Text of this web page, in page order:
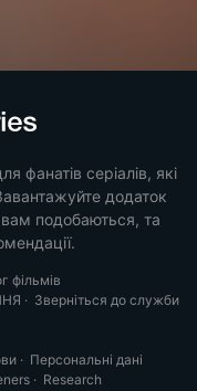
фанатів серіалів, які
додаток
вам подобаються, та
фільмів
· Зверніться до служби
· Персональні дані
· Research